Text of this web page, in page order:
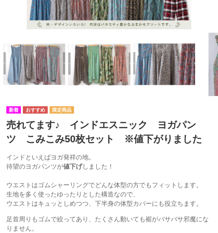
売れてます♪ インドエスニック ヨガパン
ツ こみこみ50枚セット ※値下がりました
インドといえばヨガ発祥の地。
待望のヨガパンツが値下げしました！
ウエストはゴムシャーリングでどんな体型の方でもフィットします。
生地を多く使ったゆったりとした構造なので、
ウエストはキュッとしめつつ、下半身の体型カバーにも役立ちます。
足首周りもゴムで絞ってあり、たくさん動いても裾がバサバサ邪魔にな
りません。